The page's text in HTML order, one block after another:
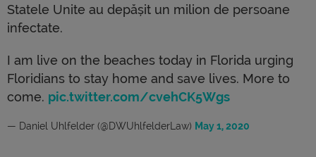
Statele Unite au depășit un milion de persoane
infectate.
I am live on the beaches today in Florida urging
Floridians to stay home and save lives. More to
come. pic.twitter.com/cvehCK5Wgs
— Daniel Uhlfelder (@DWUhlfelderLaw) May 1, 2020